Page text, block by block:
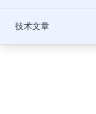
技术文章